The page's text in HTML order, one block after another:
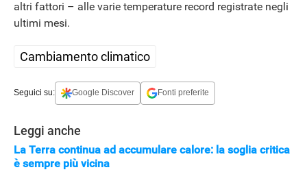
STREAMING E SERIE TV
altri fattori – alle varie temperature record registrate negli
ultimi mesi.
Cambiamento climatico
Seguici su: Google Discover Fonti preferite
Leggi anche
La Terra continua ad accumulare calore: la soglia critica
è sempre più vicina